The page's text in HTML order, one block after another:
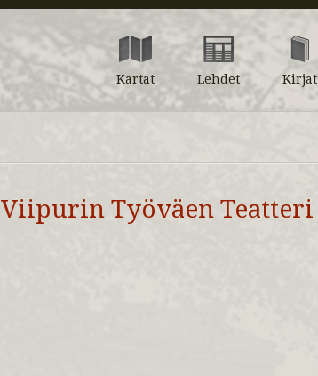
Kartat Lehdet Kirjat
Viipurin Työväen Teatteri